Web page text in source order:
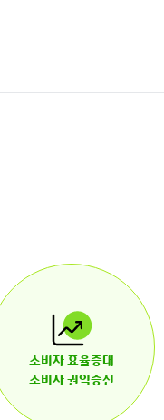
소비자 효율증대
소비자 권익증진